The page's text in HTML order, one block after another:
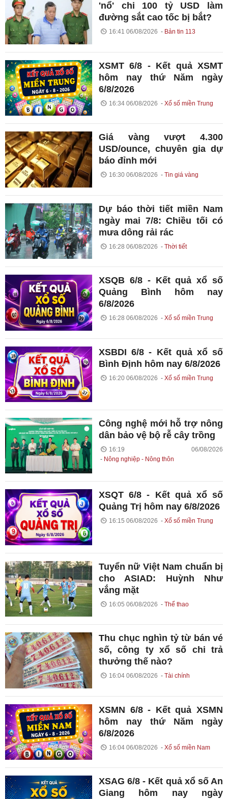
'nổ' chi 100 tỷ USD làm
đường sắt cao tốc bị bắt?
16:41 06/08/2026 Bản tin 113
XSMT 6/8 - Kết quả XSMT
hôm nay thứ Năm ngày
6/8/2026
16:34 06/08/2026 Xổ số miền Trung
Giá vàng vượt 4.300
USD/ounce, chuyên gia dự
báo đỉnh mới
16:30 06/08/2026 Tin giá vàng
Dự báo thời tiết miền Nam
ngày mai 7/8: Chiều tối có
mưa dông rải rác
16:28 06/08/2026 Thời tiết
XSQB 6/8 - Kết quả xổ số
Quảng Bình hôm nay
6/8/2026
16:28 06/08/2026 Xổ số miền Trung
XSBDI 6/8 - Kết quả xổ số
Bình Định hôm nay 6/8/2026
16:20 06/08/2026 Xổ số miền Trung
Công nghệ mới hỗ trợ nông
dân bảo vệ bộ rễ cây trồng
16:19 06/08/2026
Nông nghiệp - Nông thôn
XSQT 6/8 - Kết quả xổ số
Quảng Trị hôm nay 6/8/2026
16:15 06/08/2026 Xổ số miền Trung
Tuyển nữ Việt Nam chuẩn bị
cho ASIAD: Huỳnh Như
vắng mặt
16:05 06/08/2026 Thể thao
Thu chục nghìn tỷ từ bán vé
số, công ty xổ số chi trả
thưởng thế nào?
16:04 06/08/2026 Tài chính
XSMN 6/8 - Kết quả XSMN
hôm nay thứ Năm ngày
6/8/2026
16:04 06/08/2026 Xổ số miền Nam
XSAG 6/8 - Kết quả xổ số An
Giang hôm nay ngày